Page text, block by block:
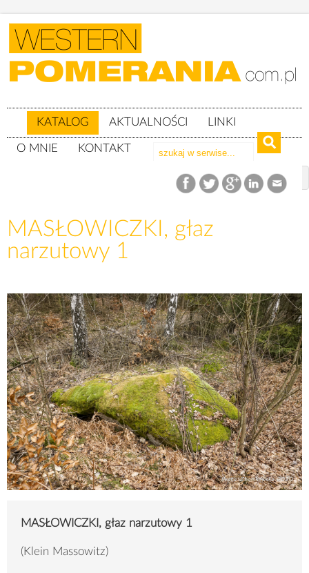
KATALOG AKTUALNOŚCI LINKI
O MNIE KONTAKT
woj. pomorskie
MASŁOWICZKI, głaz narzutowy 1
MASŁOWICZKI, głaz
narzutowy 1
MASŁOWICZKI, głaz narzutowy 1
(Klein Massowitz)